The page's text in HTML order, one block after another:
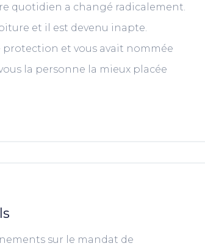
quotidien a changé radicalement.
et il est devenu inapte.
et vous avait nommée
la personne la mieux placée
sur le mandat de